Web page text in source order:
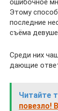
Этому
последние
съёма
Среди них
дающие
Читайте
повезло!